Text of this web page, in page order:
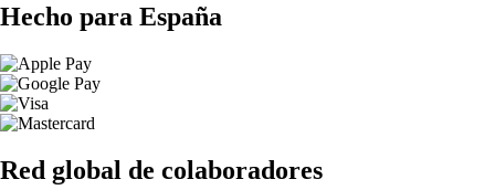
Hecho para España
Red global de colaboradores